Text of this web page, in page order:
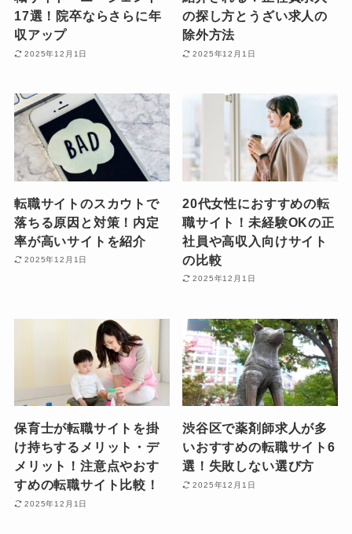
17選！院卒ならさらに年
収アップ
2025年12月1日
の探し方とうざい求人の
除外方法
2025年12月1日
転職サイトのスカウトで
落ちる原因と対策！内定
率が高いサイトを紹介
2025年12月1日
20代女性におすすめの転
職サイト！未経験OKの正
社員や高収入向けサイト
の比較
2025年12月1日
保育士が転職サイトを掛
け持ちするメリット・デ
メリット！注意点やおす
すめの転職サイト比較！
2025年12月1日
渋谷区で薬剤師求人が多
いおすすめの転職サイト6
選！失敗しない選び方
2025年12月1日